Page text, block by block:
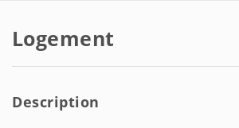
Logement
Description